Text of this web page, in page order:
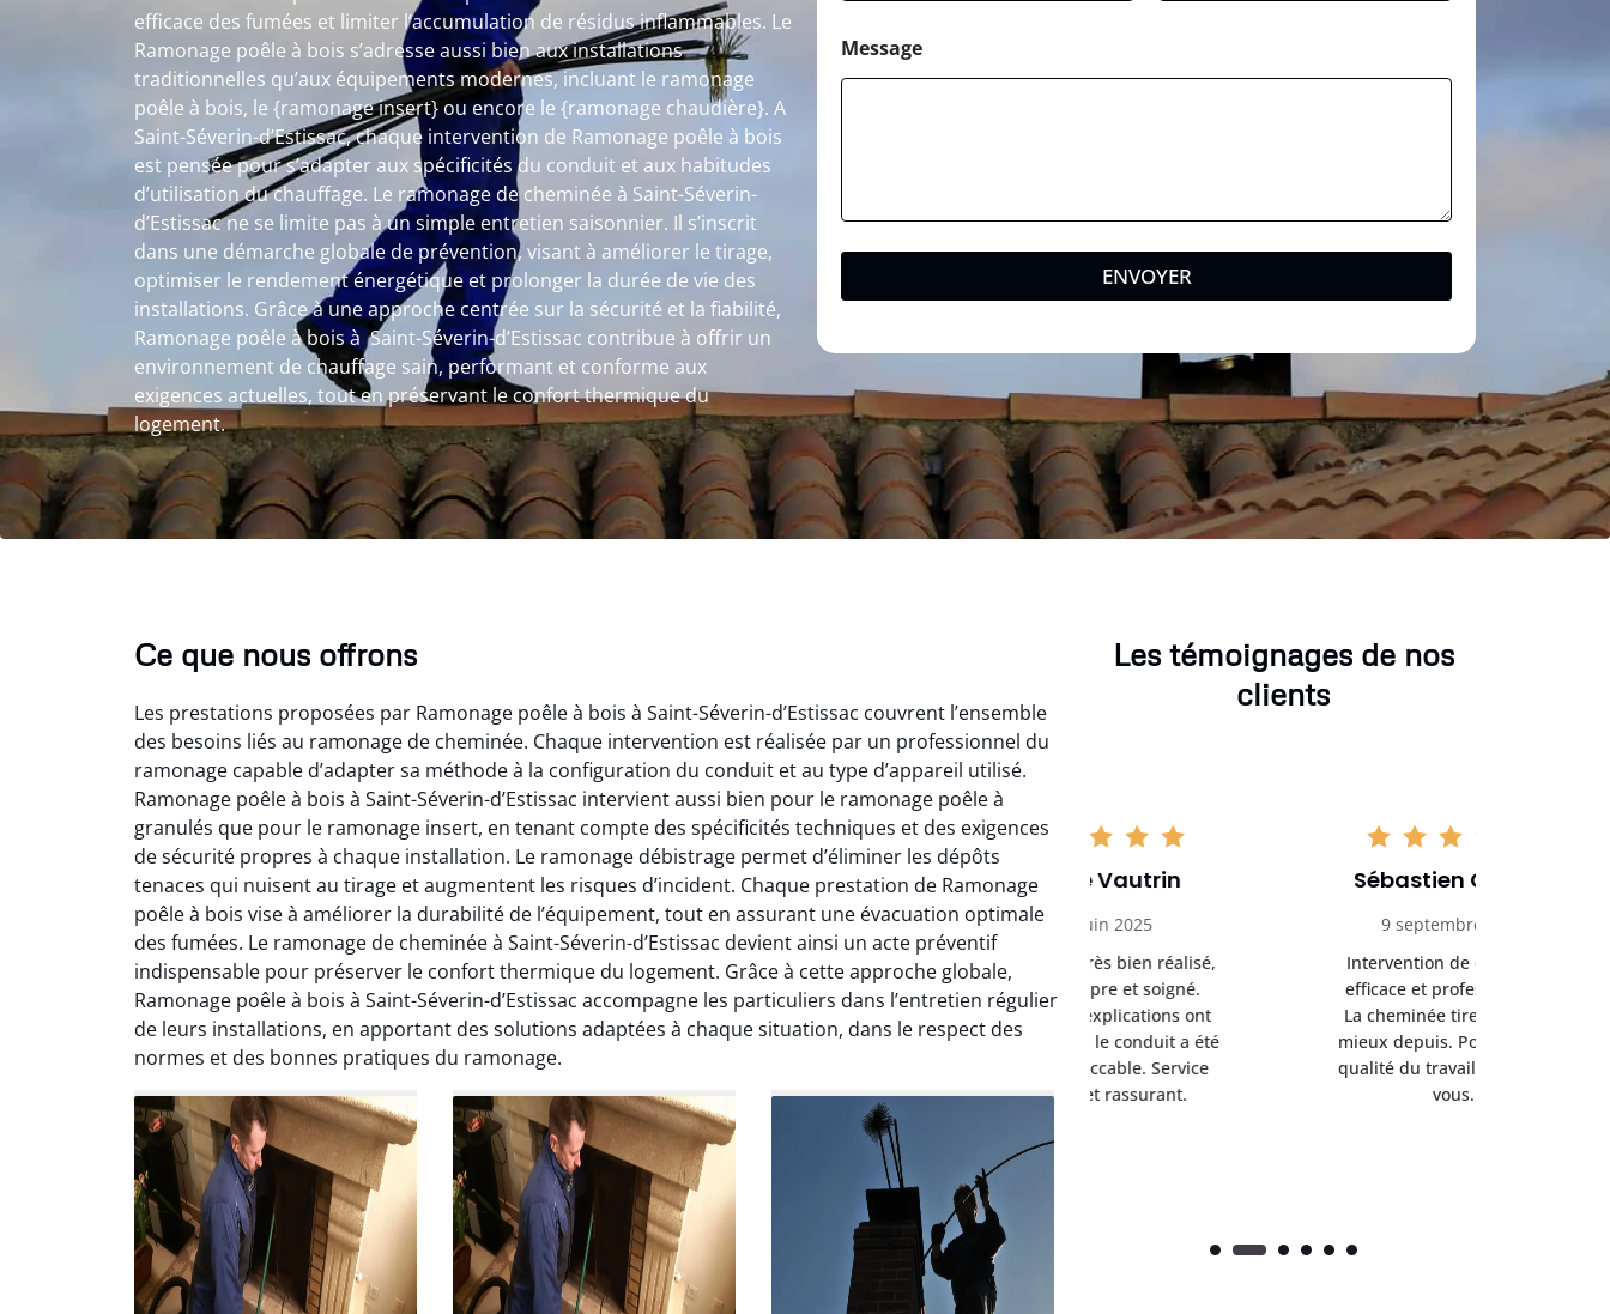
efficace des fumées et limiter l’accumulation de résidus inflammables. Le
Ramonage poêle à bois s’adresse aussi bien aux installations
traditionnelles qu’aux équipements modernes, incluant le ramonage
poêle à bois, le {ramonage insert} ou encore le {ramonage chaudière}. A
Saint-Séverin-d’Estissac, chaque intervention de Ramonage poêle à bois
est pensée pour s’adapter aux spécificités du conduit et aux habitudes
d’utilisation du chauffage. Le ramonage de cheminée à Saint-Séverin-
d’Estissac ne se limite pas à un simple entretien saisonnier. Il s’inscrit
dans une démarche globale de prévention, visant à améliorer le tirage,
optimiser le rendement énergétique et prolonger la durée de vie des
installations. Grâce à une approche centrée sur la sécurité et la fiabilité,
Ramonage poêle à bois à Saint-Séverin-d’Estissac contribue à offrir un
environnement de chauffage sain, performant et conforme aux
exigences actuelles, tout en préservant le confort thermique du
logement.
Message
ENVOYER
Ce que nous offrons
Les prestations proposées par Ramonage poêle à bois à Saint-Séverin-d’Estissac couvrent l’ensemble
des besoins liés au ramonage de cheminée. Chaque intervention est réalisée par un professionnel du
ramonage capable d’adapter sa méthode à la configuration du conduit et au type d’appareil utilisé.
Ramonage poêle à bois à Saint-Séverin-d’Estissac intervient aussi bien pour le ramonage poêle à
granulés que pour le ramonage insert, en tenant compte des spécificités techniques et des exigences
de sécurité propres à chaque installation. Le ramonage débistrage permet d’éliminer les dépôts
tenaces qui nuisent au tirage et augmentent les risques d’incident. Chaque prestation de Ramonage
poêle à bois vise à améliorer la durabilité de l’équipement, tout en assurant une évacuation optimale
des fumées. Le ramonage de cheminée à Saint-Séverin-d’Estissac devient ainsi un acte préventif
indispensable pour préserver le confort thermique du logement. Grâce à cette approche globale,
Ramonage poêle à bois à Saint-Séverin-d’Estissac accompagne les particuliers dans l’entretien régulier
de leurs installations, en apportant des solutions adaptées à chaque situation, dans le respect des
normes et des bonnes pratiques du ramonage.
Les témoignages de nos
clients
Loïc Marchand
24 janvier 2026
Très bon travail de
débistrage et ramonage.
Cheminée parfaitement
nettoyée et fonctionnement
nettement amélioré. Je
recommande sans
hésitation.
Claire Vautrin
21 juin 2025
Ramonage très bien réalisé,
travail propre et soigné.
Toutes les explications ont
été claires et le conduit a été
sérieux et rassurant.
Sébastien Collard
Intervention de débistrage
efficace et professionnelle.
La cheminée tire beaucoup
mieux depuis. Ponctualité et
qualité du travail au rendez-